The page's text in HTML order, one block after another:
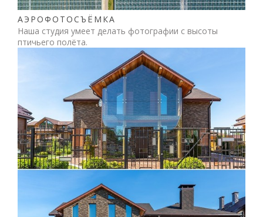
АЭРОФОТОСЪЁМКА
Наша студия умеет делать фотографии с высоты
птичьего полёта.